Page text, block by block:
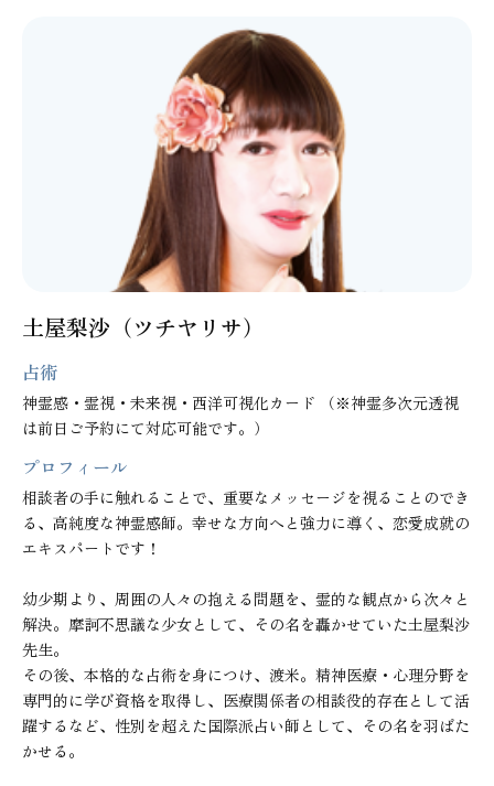
土屋梨沙（ツチヤリサ）
占術
神霊感・霊視・未来視・西洋可視化カード （※神霊多次元透視
は前日ご予約にて対応可能です。）
プロフィール
相談者の手に触れることで、重要なメッセージを視ることのでき
る、高純度な神霊感師。幸せな方向へと強力に導く、恋愛成就の
エキスパートです！
幼少期より、周囲の人々の抱える問題を、霊的な観点から次々と
解決。摩訶不思議な少女として、その名を轟かせていた土屋梨沙
先生。
その後、本格的な占術を身につけ、渡米。精神医療・心理分野を
専門的に学び資格を取得し、医療関係者の相談役的存在として活
躍するなど、性別を超えた国際派占い師として、その名を羽ばた
かせる。